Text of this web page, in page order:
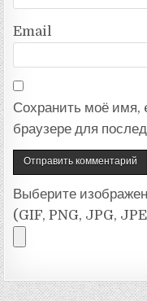
Email
Сохранить моё имя,
браузере для
Выберите
(GIF, PNG, JPG,